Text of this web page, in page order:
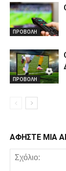
ΠΡΟΒΟΛΗ
ΠΡΟΒΟΛΗ
ΑΦΗΣΤΕ ΜΙΑ